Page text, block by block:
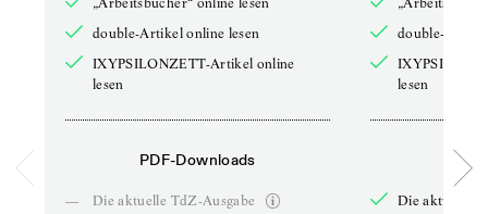
double-Artikel online lesen
IXYPSILONZETT-Artikel online
lesen
PDF-Downloads
—
Die aktuelle TdZ-Ausgabe
double-
lesen
Die aktuelle